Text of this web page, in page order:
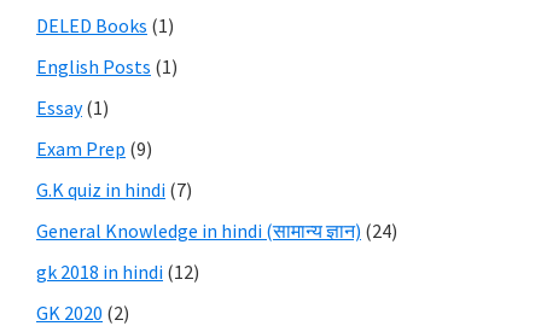
DELED Books (1)
English Posts (1)
Essay(1)
Exam Prep (9)
G.K quiz in hindi (7)
General Knowledge in hindi (सामान्य ज्ञान) (24)
gk 2018 in hindi (12)
GK 2020 (2)